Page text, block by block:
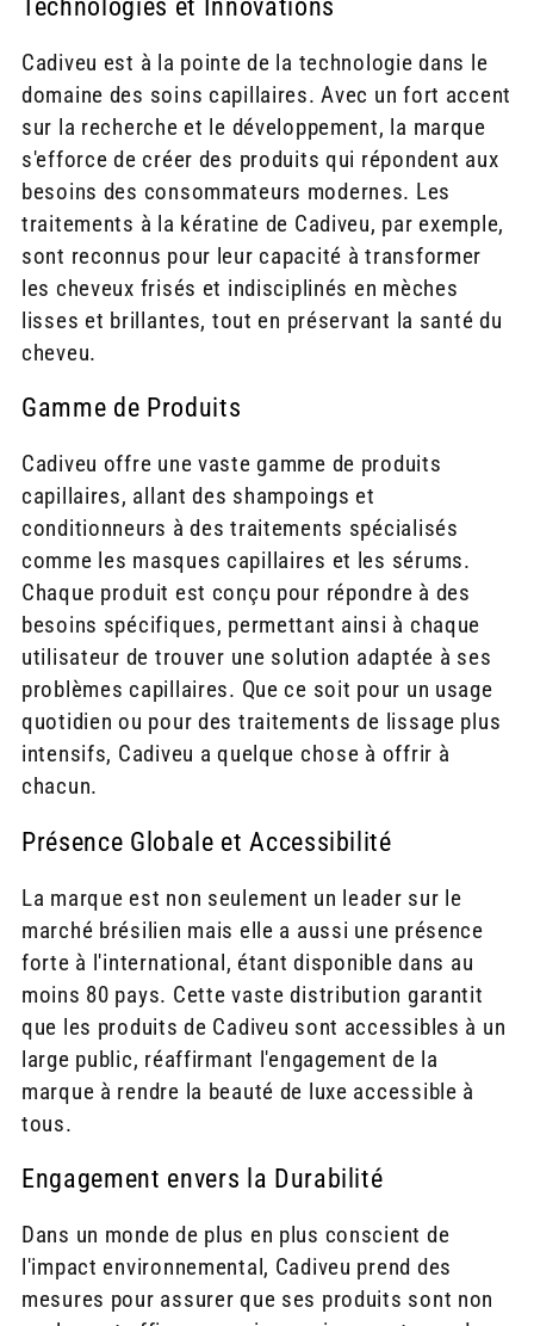
Technologies et Innovations
Cadiveu est à la pointe de la technologie dans le
domaine des soins capillaires. Avec un fort accent
sur la recherche et le développement, la marque
s'efforce de créer des produits qui répondent aux
besoins des consommateurs modernes. Les
traitements à la kératine de Cadiveu, par exemple,
sont reconnus pour leur capacité à transformer
les cheveux frisés et indisciplinés en mèches
lisses et brillantes, tout en préservant la santé du
cheveu.
Gamme de Produits
Cadiveu offre une vaste gamme de produits
capillaires, allant des shampoings et
conditionneurs à des traitements spécialisés
comme les masques capillaires et les sérums.
Chaque produit est conçu pour répondre à des
besoins spécifiques, permettant ainsi à chaque
utilisateur de trouver une solution adaptée à ses
problèmes capillaires. Que ce soit pour un usage
quotidien ou pour des traitements de lissage plus
intensifs, Cadiveu a quelque chose à offrir à
chacun.
Présence Globale et Accessibilité
La marque est non seulement un leader sur le
marché brésilien mais elle a aussi une présence
forte à l'international, étant disponible dans au
moins 80 pays. Cette vaste distribution garantit
que les produits de Cadiveu sont accessibles à un
large public, réaffirmant l'engagement de la
marque à rendre la beauté de luxe accessible à
tous.
Engagement envers la Durabilité
Dans un monde de plus en plus conscient de
l'impact environnemental, Cadiveu prend des
mesures pour assurer que ses produits sont non